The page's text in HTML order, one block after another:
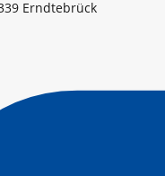
Erndtebrück